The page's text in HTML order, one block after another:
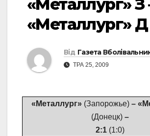
«Металлург» З
«Металлург» Д
Від Газета
ТРА 25, 2009
«Металлург» (Запорожье) –
(Донецк) –
2:1 (1:0)